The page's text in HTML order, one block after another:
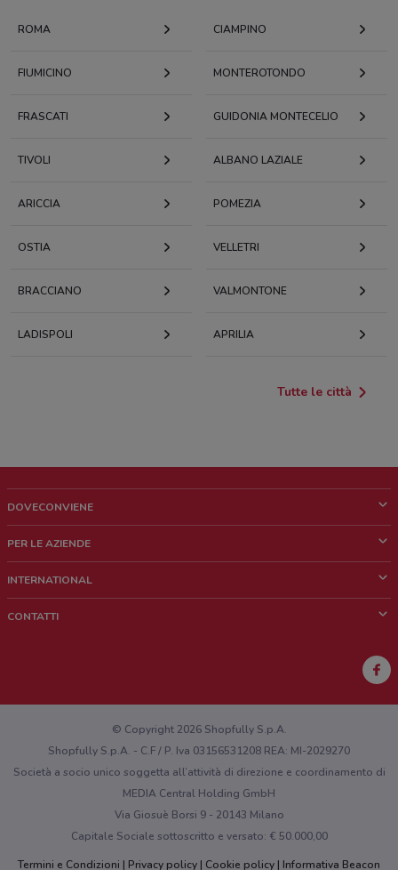
ROMA CIAMPINO
FIUMICINO MONTEROTONDO
FRASCATI GUIDONIA MONTECELIO
TIVOLI ALBANO LAZIALE
ARICCIA POMEZIA
OSTIA VELLETRI
BRACCIANO VALMONTONE
LADISPOLI APRILIA
Tutte le città
DOVECONVIENE
Chi siamo
Lavora con noi
PER LE AZIENDE
Richieste commerciali e marketing
INTERNATIONAL
CONTATTI
Hai un malfunzionamento sul web o sull'app?
© Copyright 2026 Shopfully S.p.A.
Shopfully S.p.A. - C.F / P. Iva 03156531208 REA: MI-2029270
Società a socio unico soggetta all’attività di direzione e coordinamento di
MEDIA Central Holding GmbH
Via Giosuè Borsi 9 - 20143 Milano
Capitale Sociale sottoscritto e versato: € 50.000,00
Termini e Condizioni
Privacy policy Cookie policy Informativa Beacon